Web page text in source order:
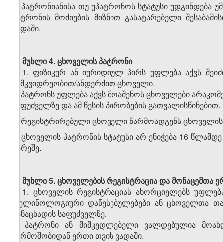
6. პატრონიანისა თუ უპატრონოს სტატუსი
პატრონის მოძიების მიზნით გასატარებელი
ვადაში.
მუხლი 4.ცხოველის პატრონი
1. ფიზიკურ ან იურიდიულ პირს უფლება აქვს
მემკვიდრეობით/ანდერძით ცხოველი.
2. პატრონს უფლება აქვს მოაშენოს ცხოველები
საფუძველზე და ამ წესის პირობების გათვალისწინებით.
3. რეგისტრირებული ცხოველი წარმოადგენს
4. ცხოველის პატრონის სტატუსი არ ენიჭება 16
გარეშე.
მუხლი 5.ცხოველების რეგისტრაცია და მონაცემთა
1. ცხოველის რეგისტრაციას ახორციელებს
ფელინოლოგიური დაწესებულებები ან ცხოველთა
განაცხადის საფუძველზე.
2. პატრონი ან მიმკედლებელი ვალდებულია
წარმოშობიდან ერთი თვის ვადაში.